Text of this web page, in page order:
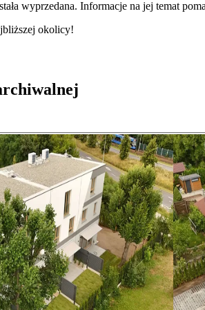
wyprzedana. Informacje na jej temat
okolicy!